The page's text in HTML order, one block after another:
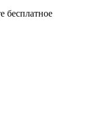
бесплатное